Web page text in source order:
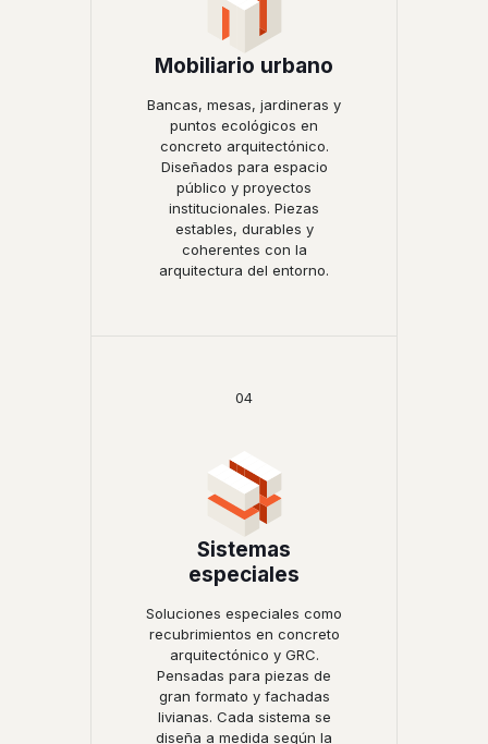
Mobiliario urbano
Bancas, mesas, jardineras y
puntos ecológicos en
concreto arquitectónico.
Diseñados para espacio
público y proyectos
institucionales. Piezas
estables, durables y
coherentes con la
arquitectura del entorno.
04
Sistemas
especiales
Soluciones especiales como
recubrimientos en concreto
arquitectónico y GRC.
Pensadas para piezas de
gran formato y fachadas
livianas. Cada sistema se
diseña a medida según la